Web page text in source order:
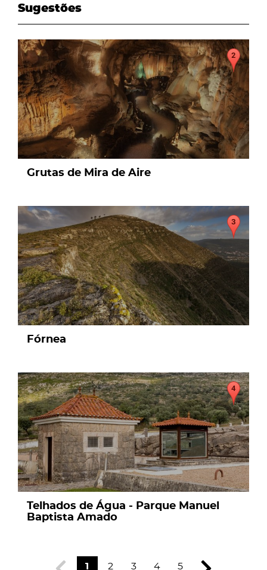
Sugestões
page
Grutas de Mira de Aire
page
Fórnea
page
Telhados de Água - Parque Manuel
Baptista Amado
1 2 3 4 5